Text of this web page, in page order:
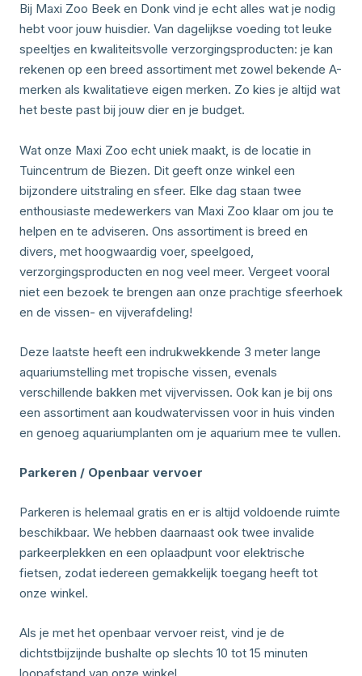
Bij Maxi Zoo Beek en Donk vind je echt alles wat je nodig
hebt voor jouw huisdier. Van dagelijkse voeding tot leuke
speeltjes en kwaliteitsvolle verzorgingsproducten: je kan
rekenen op een breed assortiment met zowel bekende A-
merken als kwalitatieve eigen merken. Zo kies je altijd wat
het beste past bij jouw dier en je budget.
Wat onze Maxi Zoo echt uniek maakt, is de locatie in
Tuincentrum de Biezen. Dit geeft onze winkel een
bijzondere uitstraling en sfeer. Elke dag staan twee
enthousiaste medewerkers van Maxi Zoo klaar om jou te
helpen en te adviseren. Ons assortiment is breed en
divers, met hoogwaardig voer, speelgoed,
verzorgingsproducten en nog veel meer. Vergeet vooral
niet een bezoek te brengen aan onze prachtige sfeerhoek
en de vissen- en vijverafdeling!
Deze laatste heeft een indrukwekkende 3 meter lange
aquariumstelling met tropische vissen, evenals
verschillende bakken met vijvervissen. Ook kan je bij ons
een assortiment aan koudwatervissen voor in huis vinden
en genoeg aquariumplanten om je aquarium mee te vullen.
Parkeren / Openbaar vervoer
Parkeren is helemaal gratis en er is altijd voldoende ruimte
beschikbaar. We hebben daarnaast ook twee invalide
parkeerplekken en een oplaadpunt voor elektrische
fietsen, zodat iedereen gemakkelijk toegang heeft tot
onze winkel.
Als je met het openbaar vervoer reist, vind je de
dichtstbijzijnde bushalte op slechts 10 tot 15 minuten